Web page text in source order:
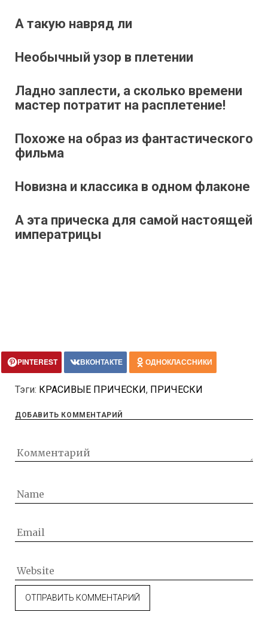
А такую навряд ли
Необычный узор в плетении
Ладно заплести, а сколько времени
мастер потратит на расплетение!
Похоже на образ из фантастического
фильма
Новизна и классика в одном флаконе
А эта прическа для самой настоящей
императрицы
PINTEREST ВКОНТАКТЕ ОДНОКЛАССНИКИ
Тэги: КРАСИВЫЕ ПРИЧЕСКИ, ПРИЧЕСКИ
ДОБАВИТЬ КОММЕНТАРИЙ